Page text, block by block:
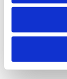
Dream-